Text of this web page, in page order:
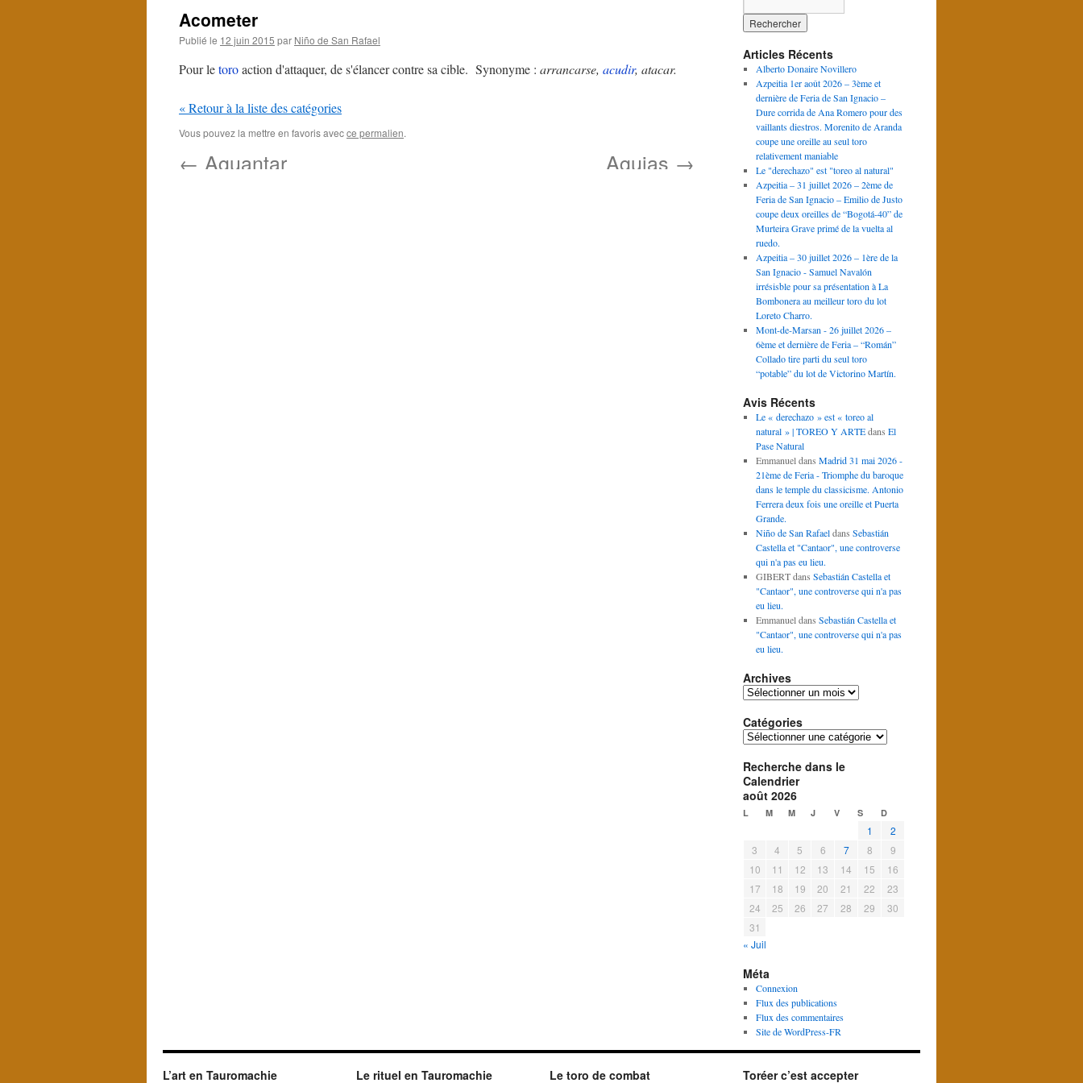
Acometer
Publié le 12 juin 2015 par Niño de San Rafael
Pour letoroaction d'attaquer, de s'élancer contre sa cible. Synonyme : arrancarse, acudir, atacar.
« Retour à la liste des catégories
Vous pouvez la mettre en favoris avecce permalien.
← Aguantar Agujas →
Articles Récents
Alberto Donaire Novillero
Azpeitia 1er août 2026 – 3ème et
dernière de Feria de San Ignacio –
Dure corrida de Ana Romero pour des
vaillants diestros. Morenito de Aranda
coupe une oreille au seul toro
relativement maniable
Le "derechazo" est "toreo al natural"
Azpeitia – 31 juillet 2026 – 2ème de
Feria de San Ignacio – Emilio de Justo
coupe deux oreilles de “Bogotá-40” de
Murteira Grave primé de la vuelta al
ruedo.
Azpeitia – 30 juillet 2026 – 1ère de la
San Ignacio - Samuel Navalón
irrésisble pour sa présentation à La
Bombonera au meilleur toro du lot
Loreto Charro.
Mont-de-Marsan - 26 juillet 2026 –
6ème et dernière de Feria – “Román”
Collado tire parti du seul toro
“potable” du lot de Victorino Martín.
Avis Récents
Le « derechazo » est « toreo al
natural » | TOREO Y ARTEdans El
Pase Natural
Emmanueldans Madrid 31 mai 2026 -
21ème de Feria - Triomphe du baroque
dans le temple du classicisme. Antonio
Ferrera deux fois une oreille et Puerta
Grande.
Niño de San Rafaeldans Sebastián
Castella et "Cantaor", une controverse
qui n'a pas eu lieu.
GIBERTdans Sebastián Castella et
"Cantaor", une controverse qui n'a pas
eu lieu.
Emmanueldans Sebastián Castella et
"Cantaor", une controverse qui n'a pas
eu lieu.
Archives
Archives
Catégories
Catégories
Recherche dans le
Calendrier
août 2026
L M M J V S D
1
2
3
4 5 6 7 8
9
10
11 12 13 14 15
16
17
18 19 20 21 22
23
24
25 26 27 28 29
30
31
« Juil
Méta
Connexion
Flux des publications
Flux des commentaires
Site de WordPress-FR
L’art en Tauromachie Le rituel en Tauromachie Le toro de combat
Toréer c’est accepter